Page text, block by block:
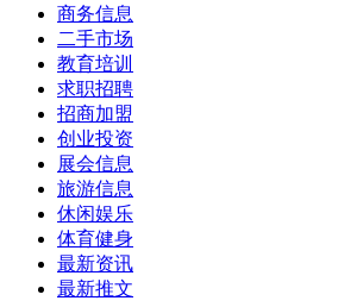
商务信息
二手市场
教育培训
求职招聘
招商加盟
创业投资
展会信息
旅游信息
休闲娱乐
体育健身
最新资讯
最新推文